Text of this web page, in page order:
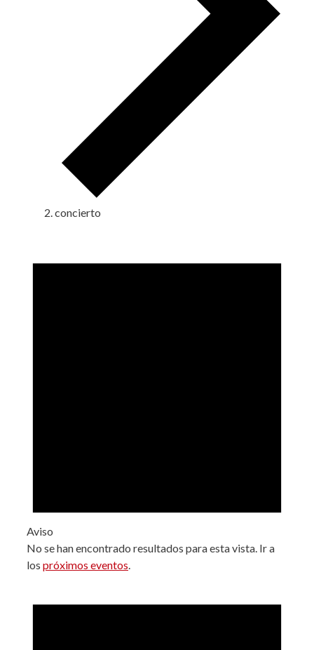
concierto
Aviso
No se han encontrado resultados para esta vista. Ir a
los próximos eventos